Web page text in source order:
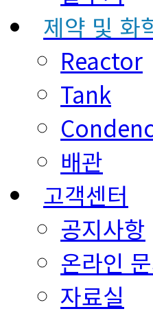
제약 및 화
Reactor
Tank
배관
고객센터
공지사항
온라인
자료실